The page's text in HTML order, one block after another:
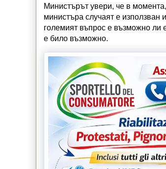
Министърът увери, че в
министъра случаят е използван
големият въпрос е възможно ли
е било възможно.